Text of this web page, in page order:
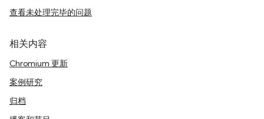
查看未处理完毕的问题
相关内容
Chromium 更新
案例研究
归档